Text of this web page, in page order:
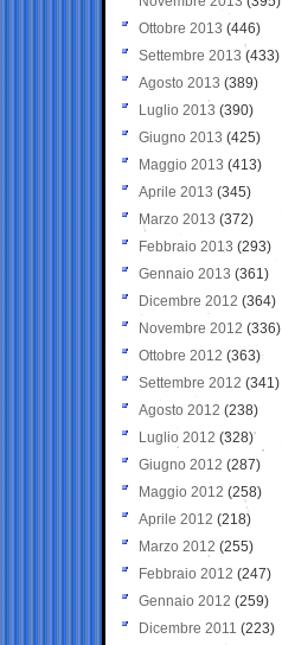
Ottobre 2013 (446)
Settembre 2013 (433)
Agosto 2013 (389)
Luglio 2013 (390)
Giugno 2013 (425)
Maggio 2013 (413)
Aprile 2013 (345)
Marzo 2013 (372)
Febbraio 2013 (293)
Gennaio 2013 (361)
Dicembre 2012 (364)
Novembre 2012 (336)
Ottobre 2012 (363)
Settembre 2012 (341)
Agosto 2012 (238)
Luglio 2012 (328)
Giugno 2012 (287)
Maggio 2012 (258)
Aprile 2012 (218)
Marzo 2012 (255)
Febbraio 2012 (247)
Gennaio 2012 (259)
Dicembre 2011 (223)